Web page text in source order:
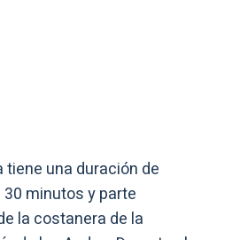
tiene una duración de
minutos y parte
la costanera de la